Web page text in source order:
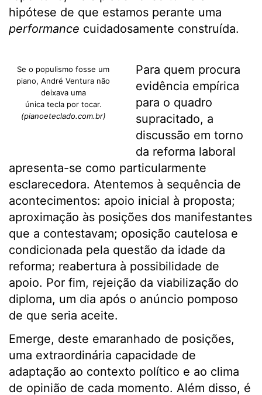
hipótese de que estamos perante uma
performance cuidadosamente construída.
Se o populismo fosse um
piano, André Ventura não
deixava uma
única tecla por tocar.
(pianoeteclado.com.br)
Para quem procura
evidência empírica
para o quadro
supracitado, a
discussão em torno
da reforma laboral
apresenta-se como particularmente
esclarecedora. Atentemos à sequência de
acontecimentos: apoio inicial à proposta;
aproximação às posições dos manifestantes
que a contestavam; oposição cautelosa e
condicionada pela questão da idade da
reforma; reabertura à possibilidade de
apoio. Por fim, rejeição da viabilização do
diploma, um dia após o anúncio pomposo
de que seria aceite.
Emerge, deste emaranhado de posições,
uma extraordinária capacidade de
adaptação ao contexto político e ao clima
de opinião de cada momento. Além disso, é